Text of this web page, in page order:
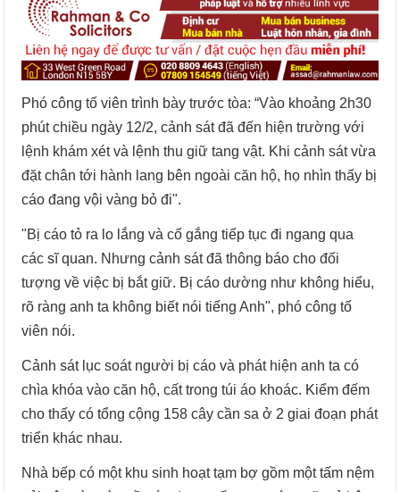
Phó công tố viên trình bày trước tòa: “Vào khoảng 2h30
phút chiều ngày 12/2, cảnh sát đã đến hiện trường với
lệnh khám xét và lệnh thu giữ tang vật. Khi cảnh sát vừa
đặt chân tới hành lang bên ngoài căn hộ, họ nhìn thấy bị
cáo đang vội vàng bỏ đi".
"Bị cáo tỏ ra lo lắng và cố gắng tiếp tục đi ngang qua
các sĩ quan. Nhưng cảnh sát đã thông báo cho đối
tượng về việc bị bắt giữ. Bị cáo dường như không hiểu,
rõ ràng anh ta không biết nói tiếng Anh", phó công tố
viên nói.
Cảnh sát lục soát người bị cáo và phát hiện anh ta có
chìa khóa vào căn hộ, cất trong túi áo khoác. Kiểm đếm
cho thấy có tổng cộng 158 cây cần sa ở 2 giai đoạn phát
triển khác nhau.
Nhà bếp có một khu sinh hoạt tạm bợ gồm một tấm nệm